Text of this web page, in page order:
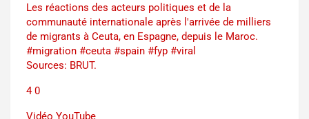
Les réactions des acteurs politiques et de la
communauté internationale après l'arrivée de milliers
de migrants à Ceuta, en Espagne, depuis le Maroc.
#migration #ceuta #spain #fyp #viral
Sources: BRUT.
4 0
Vidéo YouTube